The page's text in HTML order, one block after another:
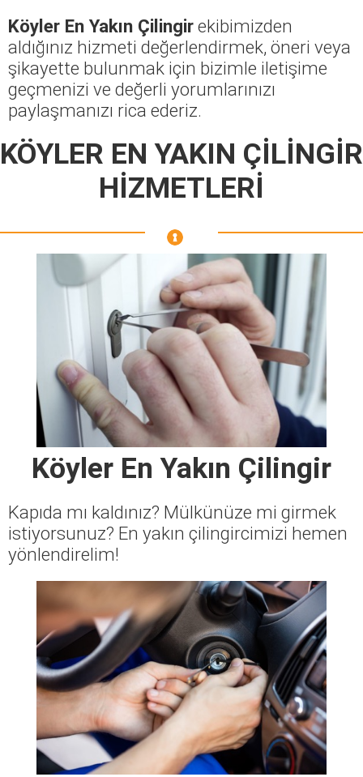
Köyler En Yakın Çilingirekibimizden
aldığınız hizmeti değerlendirmek, öneri veya
şikayette bulunmak için bizimle iletişime
geçmenizi ve değerli yorumlarınızı
paylaşmanızı rica ederiz.
KÖYLER EN YAKIN ÇİLİNGİR
HİZMETLERİ
Köyler En Yakın Çilingir
Kapıda mı kaldınız? Mülkünüze mi girmek
istiyorsunuz? En yakın çilingircimizi hemen
yönlendirelim!